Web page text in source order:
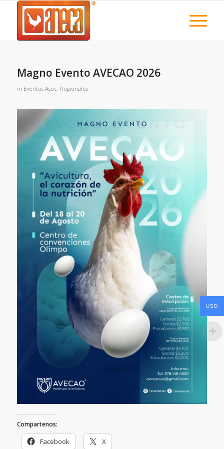
Magno Evento AVECAO 2026
in Eventos Asoc. Regionales
Compartenos:
Facebook X
USD